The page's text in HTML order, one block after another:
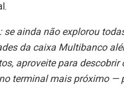
se ainda não explorou
da caixa Multibanco
aproveite para descobrir
terminal mais próximo —